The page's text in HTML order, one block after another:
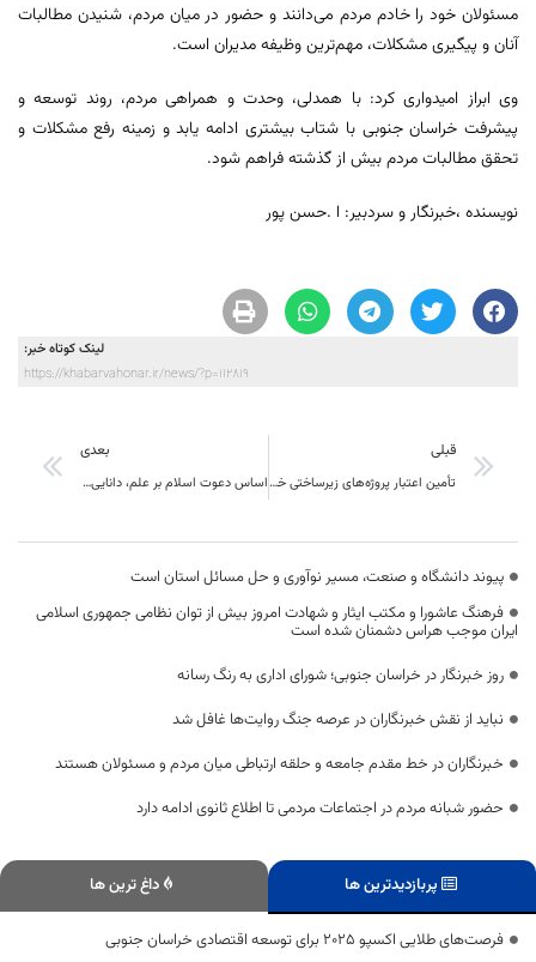
مسئولان خود را خادم مردم می‌دانند و حضور در میان مردم، شنیدن مطالبات
آنان و پیگیری مشکلات، مهم‌ترین وظیفه مدیران است.
وی ابراز امیدواری کرد: با همدلی، وحدت و همراهی مردم، روند توسعه و
پیشرفت خراسان جنوبی با شتاب بیشتری ادامه یابد و زمینه رفع مشکلات و
تحقق مطالبات مردم بیش از گذشته فراهم شود.
نویسنده ،خبرنگار و سردبیر: ا .حسن پور
لینک کوتاه خبر:
https://khabarvahonar.ir/news/?p=112819
قبلی
تأمین اعتبار پروژه‌های زیرساختی خراسان جنوبی، فراتر از تعهدات دولت چهاردهم
بعدی
اساس دعوت اسلام بر علم، دانایی و معرفت است
پیوند دانشگاه و صنعت، مسیر نوآوری و حل مسائل استان است
فرهنگ عاشورا و مکتب ایثار و شهادت امروز بیش از توان نظامی جمهوری اسلامی
ایران موجب هراس دشمنان شده است
روز خبرنگار در خراسان جنوبی؛ شورای اداری به رنگ رسانه
نباید از نقش خبرنگاران در عرصه جنگ روایت‌ها غافل شد
خبرنگاران در خط مقدم جامعه و حلقه ارتباطی میان مردم و مسئولان هستند
حضور شبانه مردم در اجتماعات مردمی تا اطلاع ثانوی ادامه دارد
پربازدیدترین ها داغ ترین ها
فرصت‌های طلایی اکسپو 2025 برای توسعه اقتصادی خراسان جنوبی